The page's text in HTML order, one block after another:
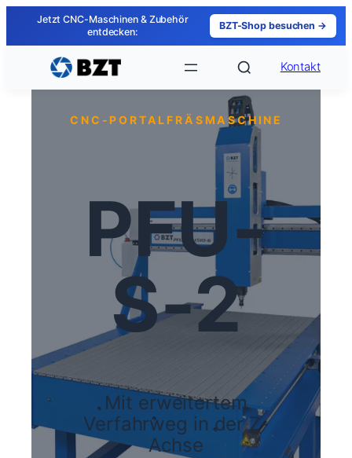
springen
Jetzt CNC-Maschinen & Zubehör
entdecken:
BZT-Shop besuchen →
Kontakt
CNC-PORTALFRÄSMASCHINE
PFU-
S-2
Mit erweitertem
Verfahrweg in der Z-
Achse